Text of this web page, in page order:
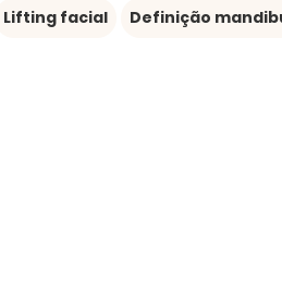
Lifting facial Definição